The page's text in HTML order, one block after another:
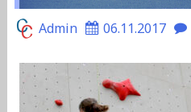
Admin 06.11.2017